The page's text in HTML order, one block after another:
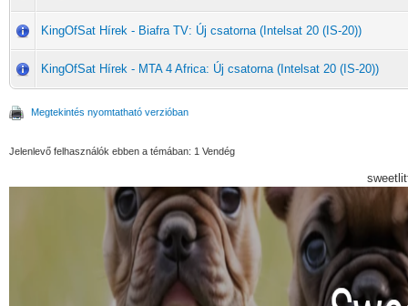
KingOfSat Hírek - Biafra TV: Új csatorna (Intelsat 20 (IS-20))
KingOfSat Hírek - MTA 4 Africa: Új csatorna (Intelsat 20 (IS-20))
Megtekintés nyomtatható verzióban
Jelenlevő felhasználók ebben a témában: 1 Vendég